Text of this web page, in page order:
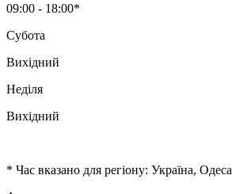
09:00 - 18:00*
Субота
Вихідний
Неділя
Вихідний
* Час вказано для регіону: Україна, Одеса